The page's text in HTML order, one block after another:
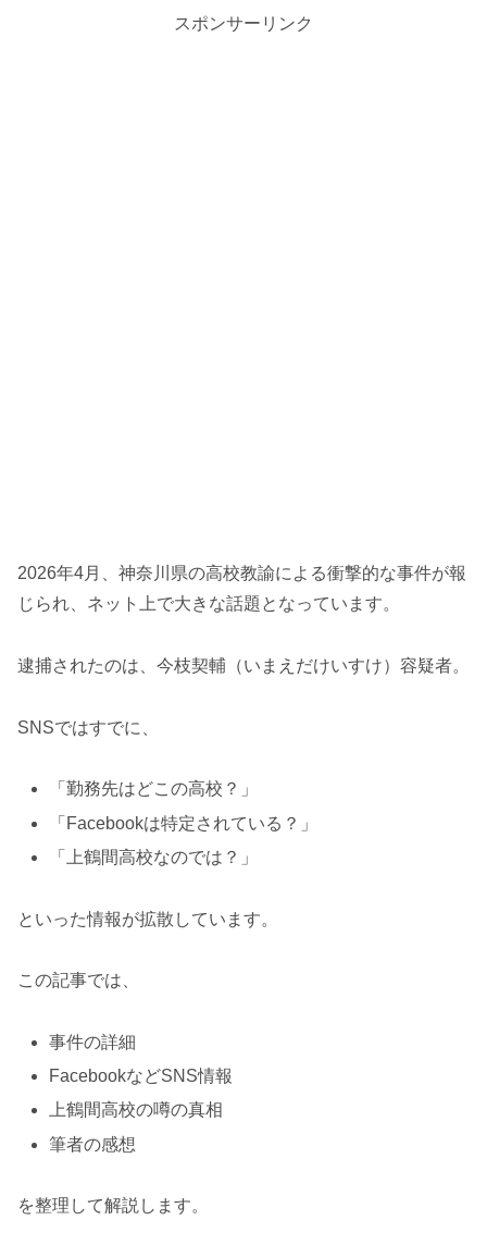
スポンサーリンク
2026年4月、神奈川県の高校教諭による衝撃的な事件が報
じられ、ネット上で大きな話題となっています。
逮捕されたのは、今枝契輔（いまえだけいすけ）容疑者。
SNSではすでに、
「勤務先はどこの高校？」
「Facebookは特定されている？」
「上鶴間高校なのでは？」
といった情報が拡散しています。
この記事では、
事件の詳細
FacebookなどSNS情報
上鶴間高校の噂の真相
筆者の感想
を整理して解説します。